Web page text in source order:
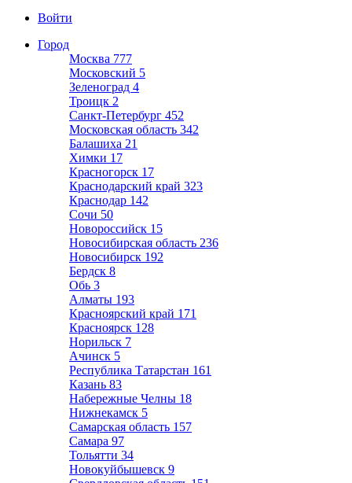
Войти
Город
Москва 777
Московский 5
Зеленоград 4
Троицк 2
Санкт-Петербург 452
Московская область 342
Балашиха 21
Химки 17
Красногорск 17
Краснодарский край 323
Краснодар 142
Сочи 50
Новороссийск 15
Новосибирская область 236
Новосибирск 192
Бердск 8
Обь 3
Алматы 193
Красноярский край 171
Красноярск 128
Норильск 7
Ачинск 5
Республика Татарстан 161
Казань 83
Набережные Челны 18
Нижнекамск 5
Самарская область 157
Самара 97
Тольятти 34
Новокуйбышевск 9